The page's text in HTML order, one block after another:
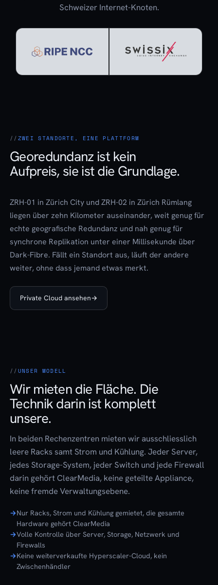
Schweizer Internet-Knoten.
ZWEI STANDORTE, EINE PLATTFORM
Georedundanz ist kein
Aufpreis, sie ist die Grundlage.
ZRH-01 in Zürich City und ZRH-02 in Zürich Rümlang
liegen über zehn Kilometer auseinander, weit genug für
echte geografische Redundanz und nah genug für
synchrone Replikation unter einer Millisekunde über
Dark-Fibre. Fällt ein Standort aus, läuft der andere
weiter, ohne dass jemand etwas merkt.
Private Cloud ansehen→
UNSER MODELL
Wir mieten die Fläche. Die
Technik darin ist komplett
unsere.
In beiden Rechenzentren mieten wir ausschliesslich
leere Racks samt Strom und Kühlung. Jeder Server,
jedes Storage-System, jeder Switch und jede Firewall
darin gehört ClearMedia, keine geteilte Appliance,
keine fremde Verwaltungsebene.
Nur Racks, Strom und Kühlung gemietet, die gesamte
Hardware gehört ClearMedia
Volle Kontrolle über Server, Storage, Netzwerk und
Firewalls
Keine weiterverkaufte Hyperscaler-Cloud, kein
Zwischenhändler